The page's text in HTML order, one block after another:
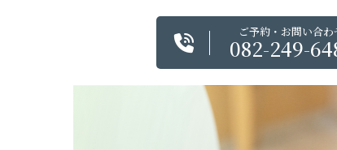
ご予約・お問い合わ
082-249-